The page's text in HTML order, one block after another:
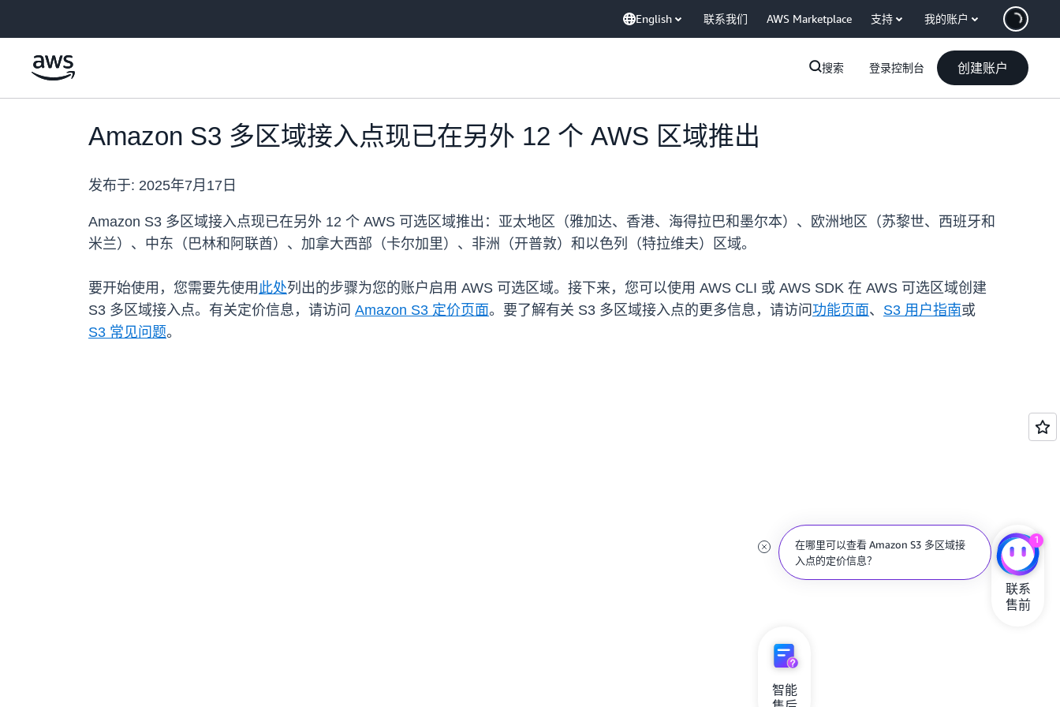
English 联系我们 AWS Marketplace 支持 我的账户
搜索 登录控制台 创建账户
Amazon S3 多区域接入点现已在另外 12 个 AWS 区域推出
发布于: 2025年7月17日
Amazon S3 多区域接入点现已在另外 12 个 AWS 可选区域推出：亚太地区（雅加达、香港、海得拉巴和墨尔本）、欧洲地区（苏黎世、西班牙和
米兰）、中东（巴林和阿联酋）、加拿大西部（卡尔加里）、非洲（开普敦）和以色列（特拉维夫）区域。
要开始使用，您需要先使用 此处列出的步骤为您的账户启用 AWS 可选区域。接下来，您可以使用 AWS CLI 或 AWS SDK 在 AWS 可选区域创建
S3 多区域接入点。有关定价信息，请访问 Amazon S3 定价页面。要了解有关 S3 多区域接入点的更多信息，请访问 功能页面、 S3 用户指南或
S3 常见问题。
在哪里可以查看 Amazon S3 多区域接
入点的定价信息？
1
联系
售前
智能